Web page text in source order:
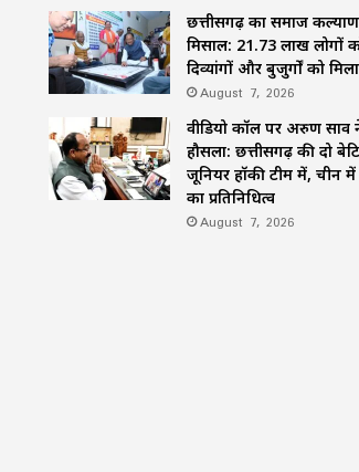
छत्तीसगढ़ का समाज
मिसाल: 21.73 लाख लोगों
दिव्यांगों और बुजुर्गों को
August 7, 2026
वीडियो कॉल पर अरुण साव
हौसला: छत्तीसगढ़ की दो
जूनियर हॉकी टीम में, चीन
का प्रतिनिधित्व
August 7, 2026